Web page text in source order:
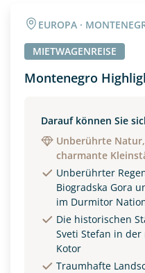
EUROPA ·
MIETWAGENREISE
Montenegro
Darauf können Sie
Unberührte
charmante
Unberührter
Biogradska Gora
im Durmitor
Die historischen
Sveti Stefan in
Kotor
Traumhafte
Unterkunft
EZ
Reisebeginn